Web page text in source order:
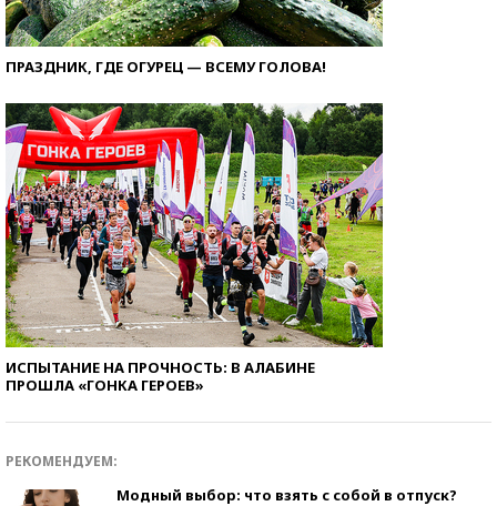
ПРАЗДНИК, ГДЕ ОГУРЕЦ — ВСЕМУ ГОЛОВА!
ИСПЫТАНИЕ НА ПРОЧНОСТЬ: В АЛАБИНЕ
ПРОШЛА «ГОНКА ГЕРОЕВ»
РЕКОМЕНДУЕМ:
Модный выбор: что взять с собой в отпуск?